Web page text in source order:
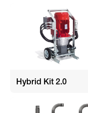
Hybrid Kit 2.0